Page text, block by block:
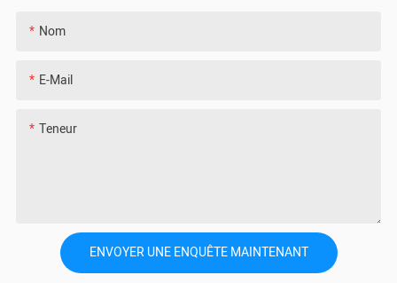
Nom
E-Mail
Teneur
ENVOYER UNE ENQUÊTE MAINTENANT